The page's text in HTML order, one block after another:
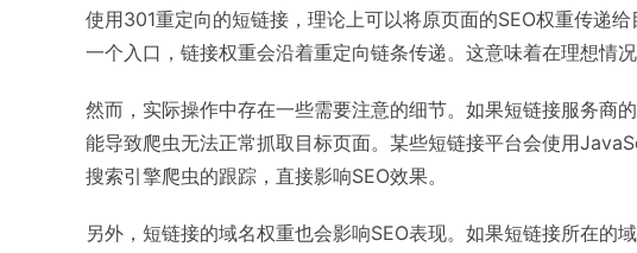
使用301重定向的短链接，理论上可以将原页面的SEO权重传递
一个入口，链接权重会沿着重定向链条传递。这意味着在理想情
然而，实际操作中存在一些需要注意的细节。如果短链接服务商
能导致爬虫无法正常抓取目标页面。某些短链接平台会使用
搜索引擎爬虫的跟踪，直接影响SEO效果。
另外，短链接的域名权重也会影响SEO表现。如果短链接所在的